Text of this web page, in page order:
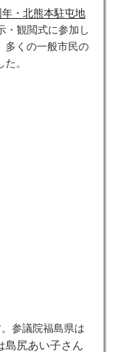
年・北熊本駐屯地
・観閲式に参加し
多くの一般市民の
。
参議院福島県は
島尻あい子さん